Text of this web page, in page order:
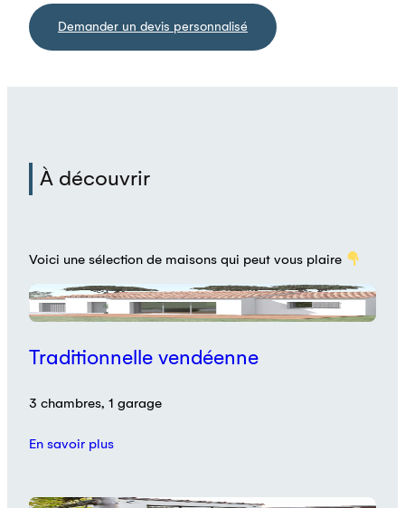
Demander un devis personnalisé
À découvrir
Voici une sélection de maisons qui peut vous plaire
Plan
Traditionnelle vendéenne
3 chambres, 1 garage
En savoir plus